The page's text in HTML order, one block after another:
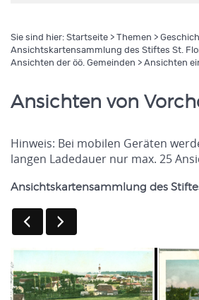
Sie sind hier: Startseite > Themen >
Ansichtskartensammlung des Stiftes St.
Ansichten der öö. Gemeinden > Ansichten
Ansichten von
Hinweis: Bei mobilen Geräten
langen Ladedauer nur max. 25
Ansichtskartensammlung des